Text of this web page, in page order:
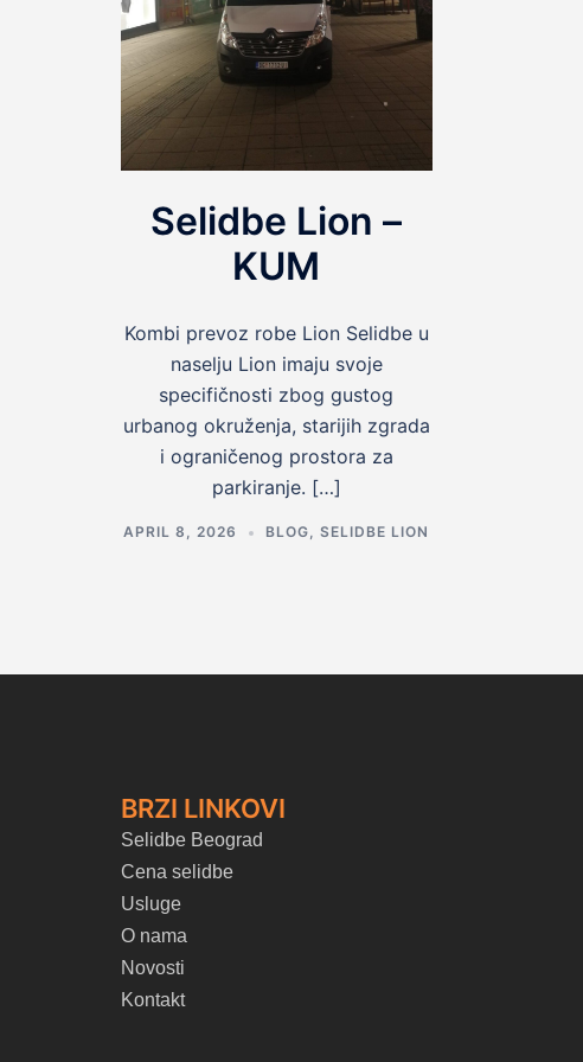
Selidbe Lion –
KUM
Kombi prevoz robe Lion Selidbe u
naselju Lion imaju svoje
specifičnosti zbog gustog
urbanog okruženja, starijih zgrada
i ograničenog prostora za
parkiranje. […]
APRIL 8, 2026 BLOG ,SELIDBE LION
BRZI LINKOVI
Selidbe Beograd
Cena selidbe
Usluge
O nama
Novosti
Kontakt